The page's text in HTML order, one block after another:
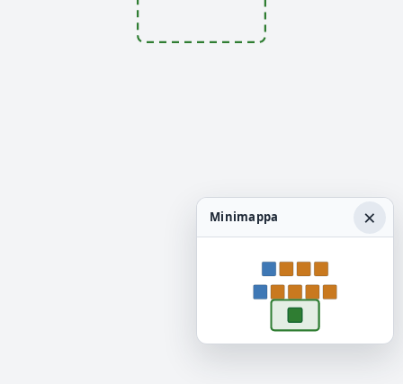
Minimappa ×